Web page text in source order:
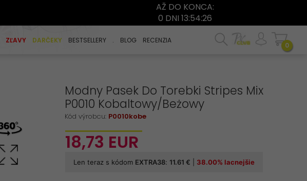
AŽ DO KONCA:
0 DNI 13:54:25
ZĽAVY DARČEKY BESTSELLERY . BLOG RECENZIA
0
Modny Pasek Do Torebki Stripes Mix
P0010 Kobaltowy/Beżowy
Kód výrobcu: P0010kobe
18,73 EUR